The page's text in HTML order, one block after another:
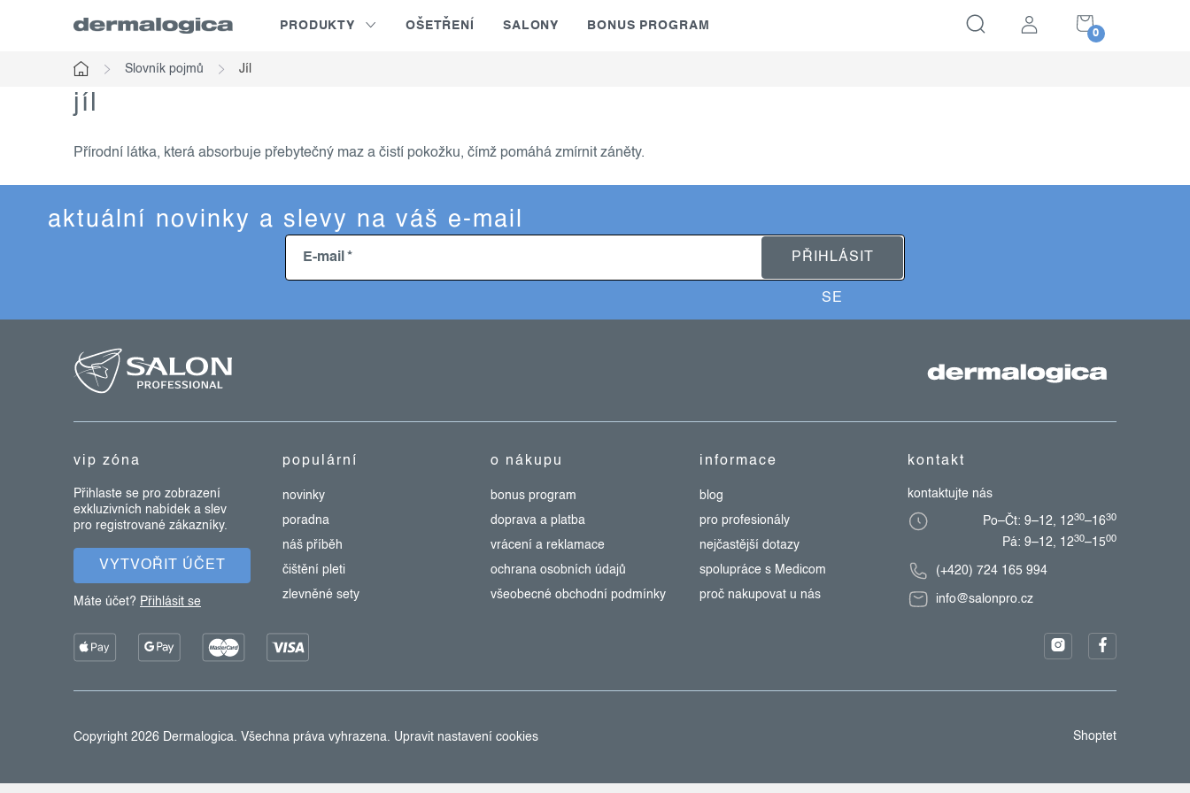
NÁKUPNÍ
KOŠÍK
PRODUKTY OŠETŘENÍ SALONY BONUS PROGRAM
Slovník pojmů Jíl
jíl
Přírodní látka, která absorbuje přebytečný maz a čistí pokožku, čímž pomáhá zmírnit záněty.
aktuální novinky a slevy na váš e-mail
E-mail PŘIHLÁSIT
SE
vip zóna
Přihlaste se pro zobrazení
exkluzivních nabídek a slev
pro registrované zákazníky.
VYTVOŘIT ÚČET
Máte účet? Přihlásit se
populární
novinky
poradna
náš příběh
čištění pleti
zlevněné sety
o nákupu
bonus program
doprava a platba
vrácení a reklamace
ochrana osobních údajů
všeobecné obchodní podmínky
informace
blog
pro profesionály
nejčastější dotazy
spolupráce s Medicom
proč nakupovat u nás
kontakt
kontaktujte nás
Po–Čt: 9–12, 1230–1630
Pá: 9–12, 1230–1500
(+420) 724 165 994
info@salonpro.cz
Copyright 2026 Dermalogica. Všechna práva vyhrazena. Upravit nastavení cookies